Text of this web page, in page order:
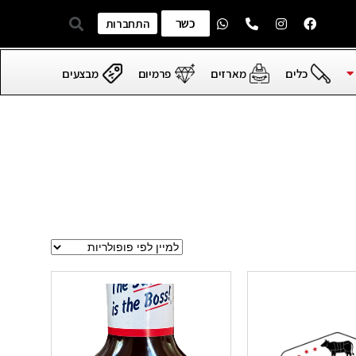
כשר התחברות
כלים מארזים פרמיום מבצעים